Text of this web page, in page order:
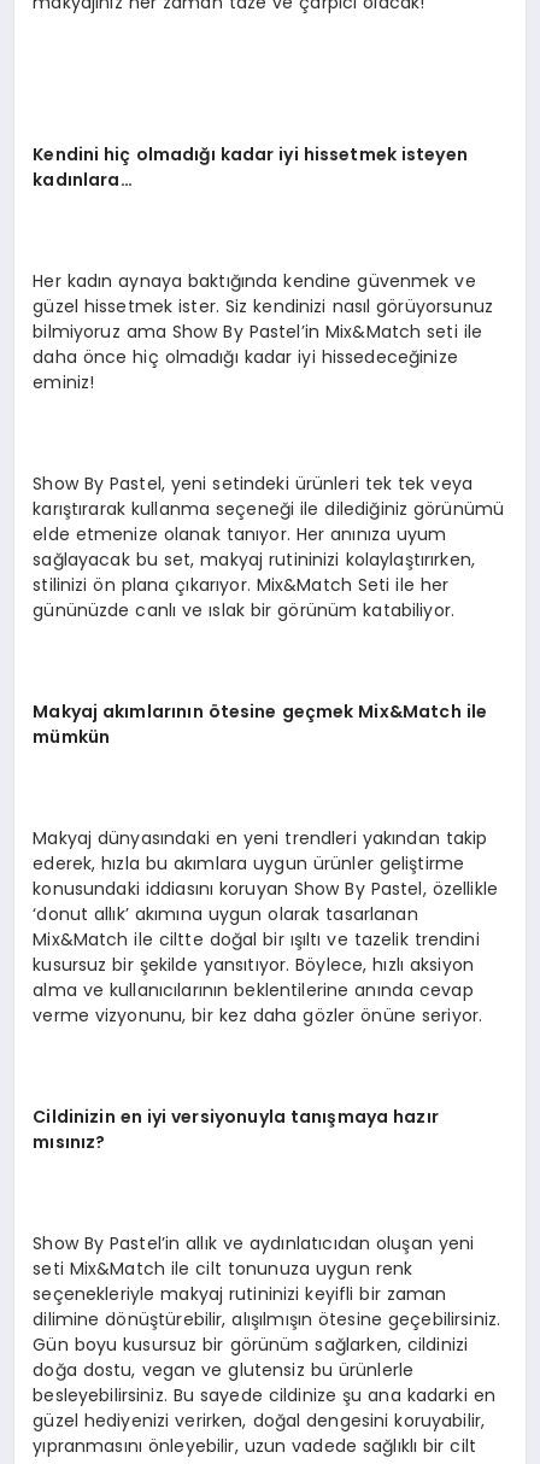
Kendini hiç olmadığı kadar iyi hissetmek isteyen
kadınlara…
Her kadın aynaya baktığında kendine güvenmek ve
güzel hissetmek ister. Siz kendinizi nasıl görüyorsunuz
bilmiyoruz ama Show By Pastel’in Mix&Match seti ile
daha önce hiç olmadığı kadar iyi hissedeceğinize
eminiz!
Show By Pastel, yeni setindeki ürünleri tek tek veya
karıştırarak kullanma seçeneği ile dilediğiniz görünümü
elde etmenize olanak tanıyor. Her anınıza uyum
sağlayacak bu set, makyaj rutininizi kolaylaştırırken,
stilinizi ön plana çıkarıyor. Mix&Match Seti ile her
gününüzde canlı ve ıslak bir görünüm katabiliyor.
Makyaj akımlarının ötesine geçmek Mix&Match ile
mümkün
Makyaj dünyasındaki en yeni trendleri yakından takip
ederek, hızla bu akımlara uygun ürünler geliştirme
konusundaki iddiasını koruyan Show By Pastel, özellikle
‘donut allık’ akımına uygun olarak tasarlanan
Mix&Match ile ciltte doğal bir ışıltı ve tazelik trendini
kusursuz bir şekilde yansıtıyor. Böylece, hızlı aksiyon
alma ve kullanıcılarının beklentilerine anında cevap
verme vizyonunu, bir kez daha gözler önüne seriyor.
Cildinizin en iyi versiyonuyla tanışmaya hazır
mısınız?
Show By Pastel’in allık ve aydınlatıcıdan oluşan yeni
seti Mix&Match ile cilt tonunuza uygun renk
seçenekleriyle makyaj rutininizi keyifli bir zaman
dilimine dönüştürebilir, alışılmışın ötesine geçebilirsiniz.
Gün boyu kusursuz bir görünüm sağlarken, cildinizi
doğa dostu, vegan ve glutensiz bu ürünlerle
besleyebilirsiniz. Bu sayede cildinize şu ana kadarki en
güzel hediyenizi verirken, doğal dengesini koruyabilir,
yıpranmasını önleyebilir, uzun vadede sağlıklı bir cilt